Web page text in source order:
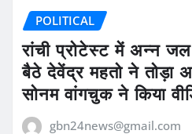
POLITICAL
रांची प्रोटेस्ट में अन्न
बैठे देवेंद्र महतो ने
सोनम वांगचुक ने किया
gbn24news@gmail.com